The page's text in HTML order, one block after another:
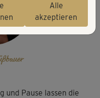
und Pause lassen die
Alle
akzeptieren